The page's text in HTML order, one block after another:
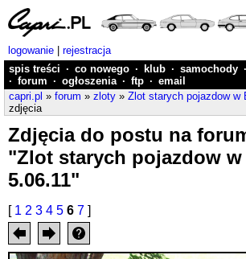
logowanie
rejestracja
spis treści · co nowego · klub · samochody ·
· forum · ogłoszenia · ftp · email
capri.pl » forum » zloty » Zlot starych pojazdow w
zdjęcia
Zdjęcia do postu na
"Zlot starych pojazdow
5.06.11"
[ 1 2 3 4 5 6 7 ]